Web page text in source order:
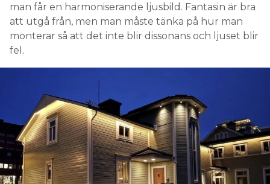
man får en harmoniserande ljusbild. Fantasin är bra
att utgå från, men man måste tänka på hur man
monterar så att det inte blir dissonans och ljuset blir
fel.